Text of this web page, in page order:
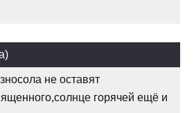
не оставят
горячей ещё и